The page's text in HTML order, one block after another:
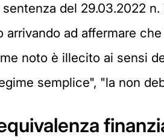
del 29.03.2022
ad affermare
noto è illecito ai sensi
semplice", "la non